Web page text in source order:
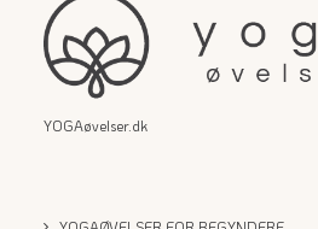
YOGAøvelser.dk